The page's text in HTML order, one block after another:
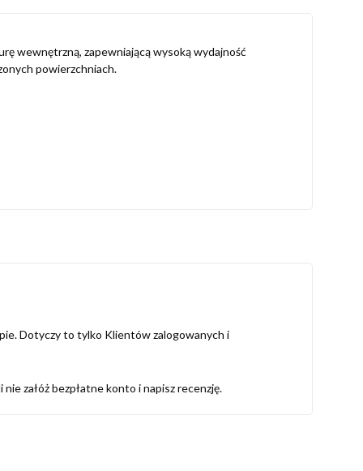
wewnętrzną, zapewniającą wysoką wydajność
powierzchniach.
Dotyczy to tylko Klientów zalogowanych i
załóż bezpłatne konto i napisz recenzję.